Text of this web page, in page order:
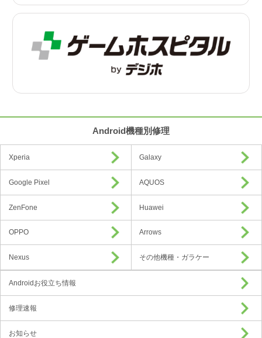
Android機種別修理
Xperia Galaxy
Google Pixel AQUOS
ZenFone Huawei
OPPO Arrows
Nexus その他機種・ガラケー
Androidお役立ち情報
修理速報
お知らせ